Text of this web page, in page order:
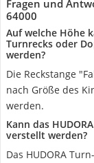
Fragen und
64000
Auf welche Höhe
Turnrecks oder
werden?
Die Reckstange
nach Größe des
werden.
Kann das
verstellt werden?
Das HUDORA